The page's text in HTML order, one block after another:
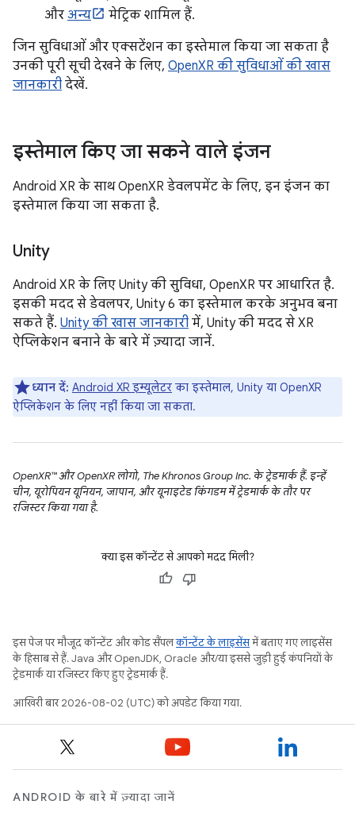
और अन्य
मेट्रिक शामिल हैं.
जिन सुविधाओं और एक्सटेंशन का इस्तेमाल किया जा सकता है
उनकी पूरी सूची देखने के लिए, OpenXR की सुविधाओं की खास
जानकारी देखें.
इस्तेमाल किए जा सकने वाले इंजन
Android XR के साथ OpenXR डेवलपमेंट के लिए, इन इंजन का
इस्तेमाल किया जा सकता है.
Unity
Android XR के लिए Unity की सुविधा, OpenXR पर आधारित है.
इसकी मदद से डेवलपर, Unity 6 का इस्तेमाल करके अनुभव बना
सकते हैं. Unity की खास जानकारी में, Unity की मदद से XR
ऐप्लिकेशन बनाने के बारे में ज़्यादा जानें.
ध्यान दें: Android XR इम्यूलेटर का इस्तेमाल, Unity या OpenXR
ऐप्लिकेशन के लिए नहीं किया जा सकता.
OpenXR™ और OpenXR लोगो, The Khronos Group Inc. के ट्रेडमार्क हैं. इन्हें
चीन, यूरोपियन यूनियन, जापान, और यूनाइटेड किंगडम में ट्रेडमार्क के तौर पर
रजिस्टर किया गया है.
क्या इस कॉन्टेंट से आपको मदद मिली?
इस पेज पर मौजूद कॉन्टेंट और कोड सैंपलकॉन्टेंट के लाइसेंसमें बताए गए लाइसेंस
के हिसाब से हैं. Java और OpenJDK, Oracle और/या इससे जुड़ी हुई कंपनियों के
ट्रेडमार्क या रजिस्टर किए हुए ट्रेडमार्क हैं.
आखिरी बार 2026-08-02 (UTC) को अपडेट किया गया.
ANDROID के बारे में ज़्यादा जानें